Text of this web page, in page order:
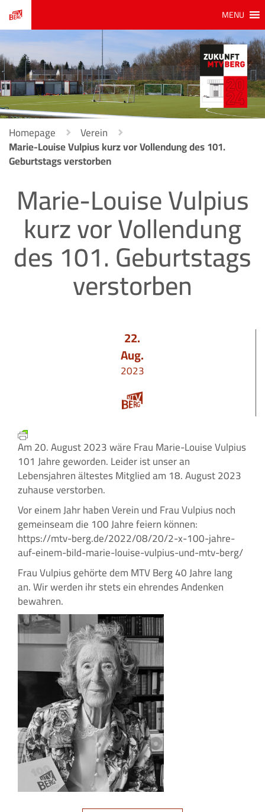
MENU
Homepage Verein
Marie-Louise Vulpius kurz vor Vollendung des 101.
Geburtstags verstorben
Marie-Louise Vulpius
kurz vor Vollendung
des 101. Geburtstags
verstorben
22.
Aug.
2023
Am 20. August 2023 wäre Frau Marie-Louise Vulpius
101 Jahre geworden. Leider ist unser an
Lebensjahren ältestes Mitglied am 18. August 2023
zuhause verstorben.
Vor einem Jahr haben Verein und Frau Vulpius noch
gemeinseam die 100 Jahre feiern können:
https://mtv-berg.de/2022/08/20/2-x-100-jahre-
auf-einem-bild-marie-louise-vulpius-und-mtv-berg/
Frau Vulpius gehörte dem MTV Berg 40 Jahre lang
an. Wir werden ihr stets ein ehrendes Andenken
bewahren.